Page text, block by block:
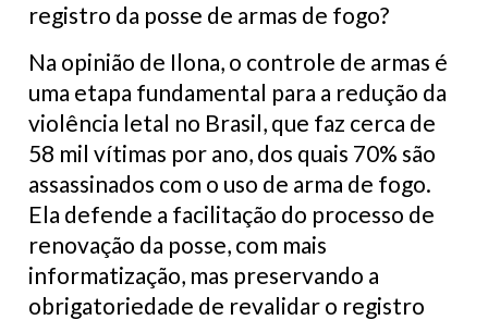
registro da posse de armas de fogo?
Na opinião de Ilona, o controle de armas é
uma etapa fundamental para a redução da
violência letal no Brasil, que faz cerca de
58 mil vítimas por ano, dos quais 70% são
assassinados com o uso de arma de fogo.
Ela defende a facilitação do processo de
renovação da posse, com mais
informatização, mas preservando a
obrigatoriedade de revalidar o registro